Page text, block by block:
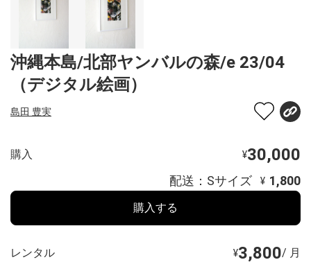
沖縄本島/北部ヤンバルの森/e 23/04
（デジタル絵画）
島田 豊実
購入 ¥30,000
配送：Sサイズ ¥ 1,800
購入する
レンタル ¥3,800/ 月